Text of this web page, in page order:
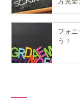
フォニ
う！